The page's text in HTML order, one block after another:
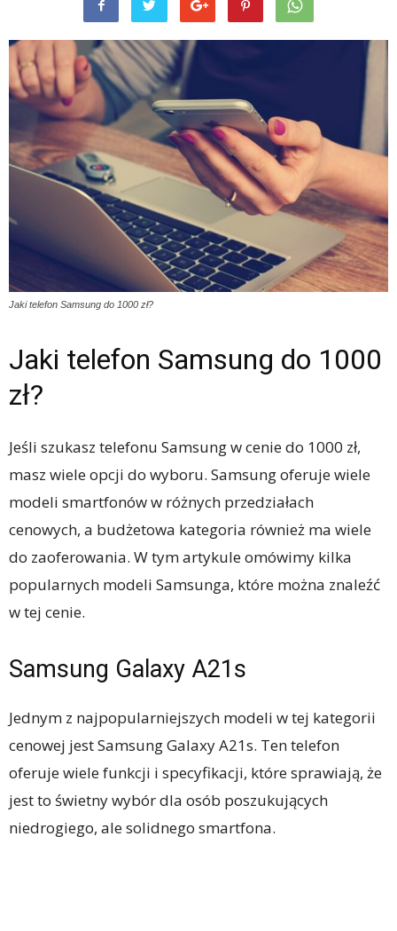
Jaki telefon Samsung do 1000 zł?
Jaki telefon Samsung do 1000
zł?
Jeśli szukasz telefonu Samsung w cenie do 1000 zł,
masz wiele opcji do wyboru. Samsung oferuje wiele
modeli smartfonów w różnych przedziałach
cenowych, a budżetowa kategoria również ma wiele
do zaoferowania. W tym artykule omówimy kilka
popularnych modeli Samsunga, które można znaleźć
w tej cenie.
Samsung Galaxy A21s
Jednym z najpopularniejszych modeli w tej kategorii
cenowej jest Samsung Galaxy A21s. Ten telefon
oferuje wiele funkcji i specyfikacji, które sprawiają, że
jest to świetny wybór dla osób poszukujących
niedrogiego, ale solidnego smartfona.